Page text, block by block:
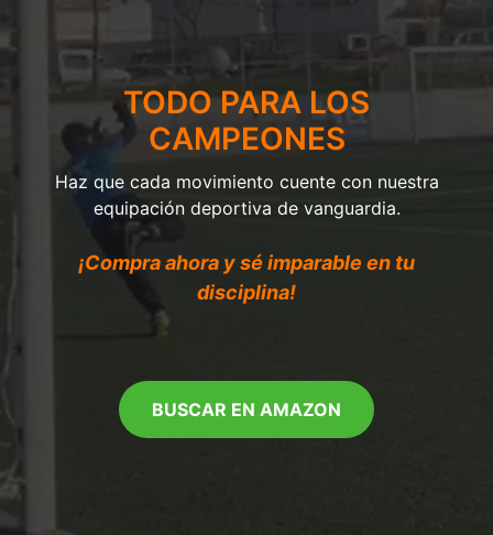
TODO PARA LOS
CAMPEONES
Haz que cada movimiento cuente con nuestra
equipación deportiva de vanguardia.
¡Compra ahora y sé imparable en tu
disciplina!
BUSCAR EN AMAZON